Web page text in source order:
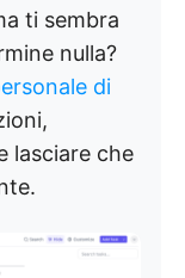
ti sembra
nulla?
di
lasciare che